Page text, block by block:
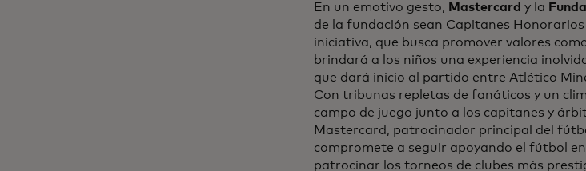
En un emotivo gesto, Mastercard y la
de la fundación sean Capitanes
iniciativa, que busca promover valores
brindará a los niños una experiencia
que dará inicio al partido entre Atlético
Con tribunas repletas de fanáticos y un
campo de juego junto a los capitanes y
Mastercard, patrocinador principal del
compromete a seguir apoyando el fútbol
patrocinar los torneos de clubes más